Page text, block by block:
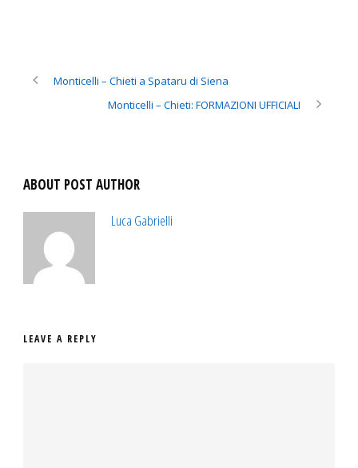
Monticelli – Chieti a Spataru di Siena
Monticelli – Chieti: FORMAZIONI UFFICIALI
ABOUT POST AUTHOR
Luca Gabrielli
LEAVE A REPLY